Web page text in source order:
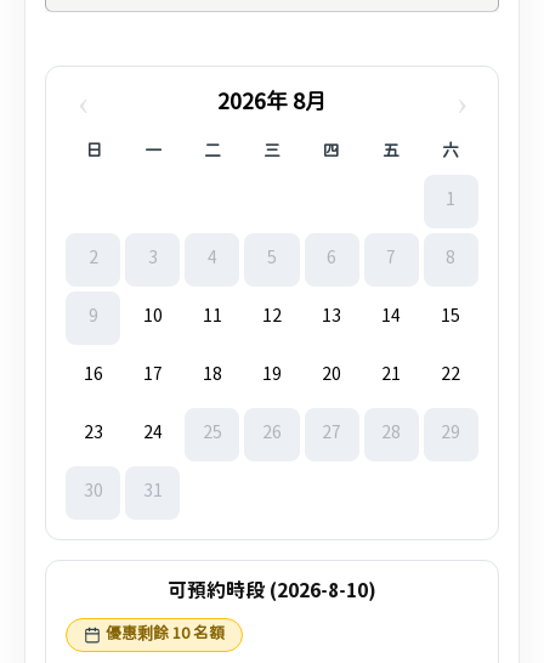
‹ 2026年 8月 ›
日 一 二 三 四 五 六
1
2 3 4 5 6 7 8
9 10 11 12 13 14 15
16 17 18 19 20 21 22
23 24 25 26 27 28 29
30 31
可預約時段 (2026-8-10)
優惠剩餘 10 名額